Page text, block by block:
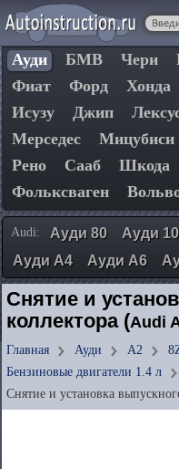
Ауди БМВ Чери
Фиат
Форд Хонда
Исузу
Джип
Мерседес
Мицубиси
Рено
Сааб Шкода
Фольксваген
Audi: Ауди 80 Ауди
Ауди А4
Ауди А6
Снятие и
коллектора (Audi
Главная Ауди А2
Бензиновые двигатели 1.4 л
Снятие и установка